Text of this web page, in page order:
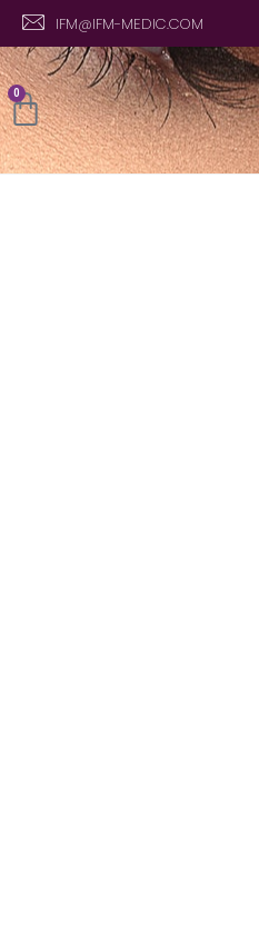
IFM@IFM-MEDIC.COM
0